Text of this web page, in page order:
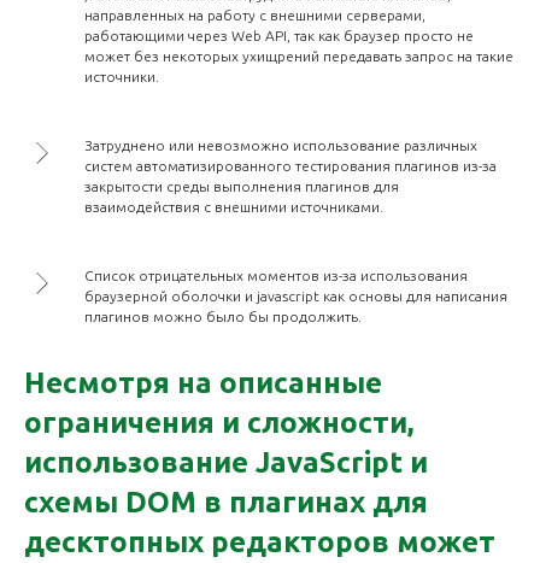
направленных на работу с внешними серверами,
работающими через Web API, так как браузер просто не
может без некоторых ухищрений передавать запрос на такие
источники.
Затруднено или невозможно использование различных
систем автоматизированного тестирования плагинов из-за
закрытости среды выполнения плагинов для
взаимодействия с внешними источниками.
Список отрицательных моментов из-за использования
браузерной оболочки и javascript как основы для написания
плагинов можно было бы продолжить.
Несмотря на описанные
ограничения и сложности,
использование JavaScript и
схемы DOM в плагинах для
десктопных редакторов может